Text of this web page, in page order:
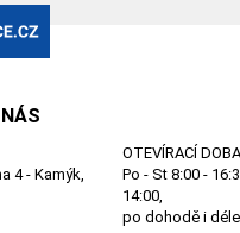
4 - Kamýk,
OTEVÍRACÍ
Po - St 8:00 -
14:00,
po dohodě i